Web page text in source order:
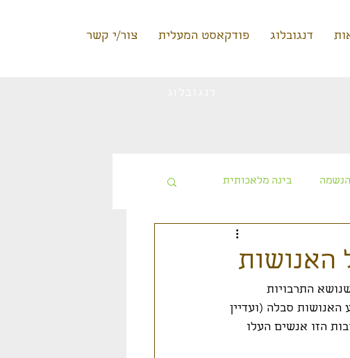
דנגובלוג פודקאסט המעלית צור/י קשר
בינה מלאכותית
מפגשי טעינה ללא תשלום
האנושות
ומעל 7,000 בטיקטוק משום שנושא התרבויות
סבלה (ועדיין
הזו אנשים העלו